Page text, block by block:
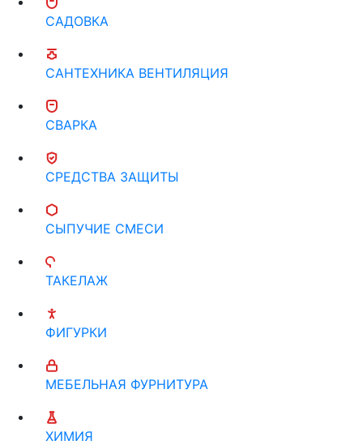
САДОВКА
САНТЕХНИКА ВЕНТИЛЯЦИЯ
СВАРКА
СРЕДСТВА ЗАЩИТЫ
СЫПУЧИЕ СМЕСИ
ТАКЕЛАЖ
ФИГУРКИ
МЕБЕЛЬНАЯ ФУРНИТУРА
ХИМИЯ